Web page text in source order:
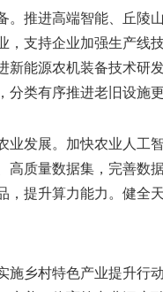
。 推进高端智能、丘陵
，支持企业加强生产线
新能源农机装备技术研
类有序推进老旧设施
业发展。 加快农业人工
质量数据集，完善数
，提升算力能力。健全
施乡村特色产业提升行